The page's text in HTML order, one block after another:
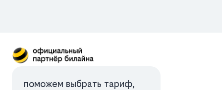
поможем выбрать тариф,